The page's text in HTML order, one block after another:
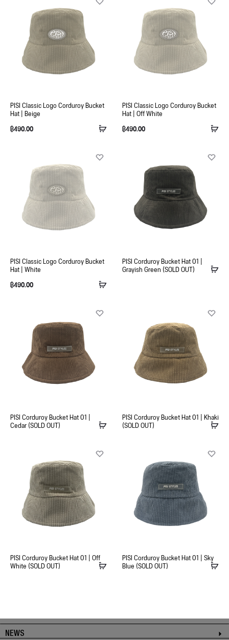
PISI Classic Logo Corduroy Bucket
Hat | Beige
฿490.00
PISI Classic Logo Corduroy Bucket
Hat | Off White
฿490.00
PISI Classic Logo Corduroy Bucket
Hat | White
฿490.00
PISI Corduroy Bucket Hat 01 |
Grayish Green (SOLD OUT)
PISI Corduroy Bucket Hat 01 |
Cedar (SOLD OUT)
PISI Corduroy Bucket Hat 01 | Khaki
(SOLD OUT)
PISI Corduroy Bucket Hat 01 | Off
White (SOLD OUT)
PISI Corduroy Bucket Hat 01 | Sky
Blue (SOLD OUT)
NEWS